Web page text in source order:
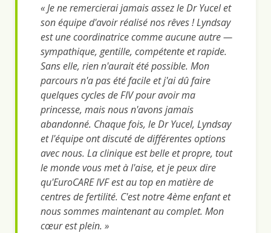
« Je ne remercierai jamais assez le Dr Yucel et
son équipe d'avoir réalisé nos rêves ! Lyndsay
est une coordinatrice comme aucune autre —
sympathique, gentille, compétente et rapide.
Sans elle, rien n'aurait été possible. Mon
parcours n'a pas été facile et j'ai dû faire
quelques cycles de FIV pour avoir ma
princesse, mais nous n'avons jamais
abandonné. Chaque fois, le Dr Yucel, Lyndsay
et l'équipe ont discuté de différentes options
avec nous. La clinique est belle et propre, tout
le monde vous met à l'aise, et je peux dire
qu'EuroCARE IVF est au top en matière de
centres de fertilité. C'est notre 4ème enfant et
nous sommes maintenant au complet. Mon
cœur est plein. »